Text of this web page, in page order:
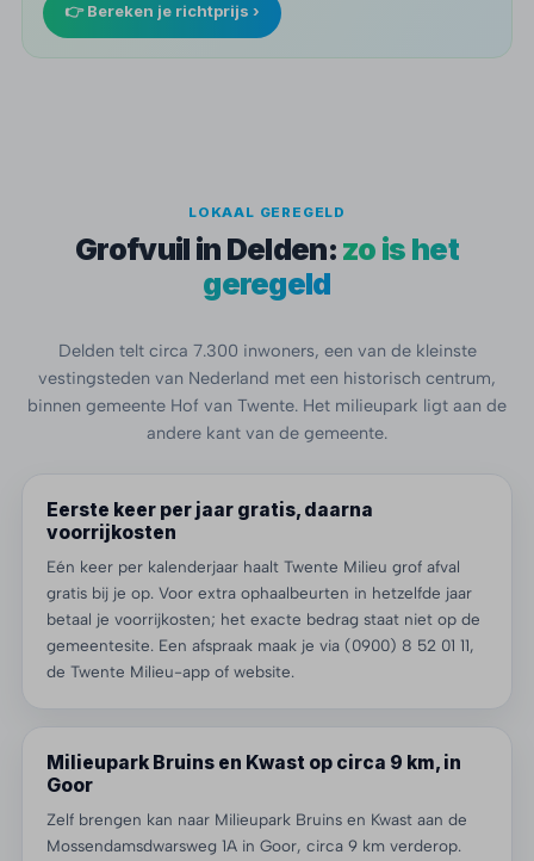
👉 Bereken je richtprijs ›
LOKAAL GEREGELD
Grofvuil in Delden: zo is het
geregeld
Delden telt circa 7.300 inwoners, een van de kleinste
vestingsteden van Nederland met een historisch centrum,
binnen gemeente Hof van Twente. Het milieupark ligt aan de
andere kant van de gemeente.
Eerste keer per jaar gratis, daarna
voorrijkosten
Eén keer per kalenderjaar haalt Twente Milieu grof afval
gratis bij je op. Voor extra ophaalbeurten in hetzelfde jaar
betaal je voorrijkosten; het exacte bedrag staat niet op de
gemeentesite. Een afspraak maak je via (0900) 8 52 01 11,
de Twente Milieu-app of website.
Milieupark Bruins en Kwast op circa 9 km, in
Goor
Zelf brengen kan naar Milieupark Bruins en Kwast aan de
Mossendamsdwarsweg 1A in Goor, circa 9 km verderop.